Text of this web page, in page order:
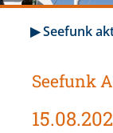
▶ Seefunk
Seefunk